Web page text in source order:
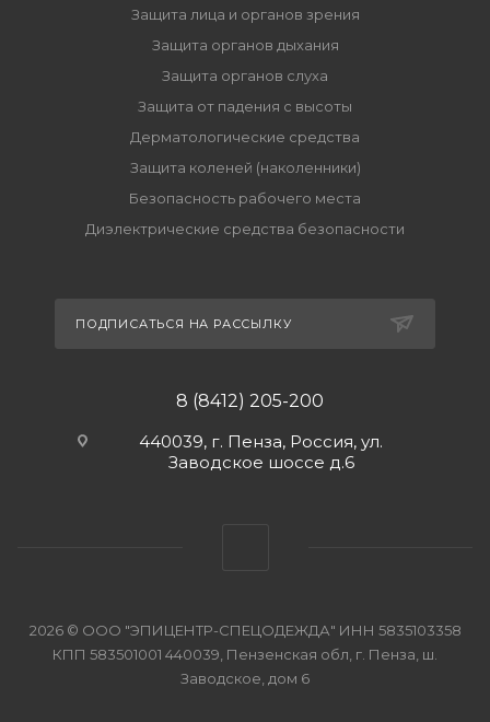
Защита лица и органов зрения
Защита органов дыхания
Защита органов слуха
Защита от падения с высоты
Дерматологические средства
Защита коленей (наколенники)
Безопасность рабочего места
Диэлектрические средства безопасности
ПОДПИСАТЬСЯ НА РАССЫЛКУ
8 (8412) 205-200
440039, г. Пенза, Россия, ул.
Заводское шоссе д.6
2026 © ООО "ЭПИЦЕНТР-СПЕЦОДЕЖДА" ИНН 5835103358
КПП 583501001 440039, Пензенская обл, г. Пенза, ш.
Заводское, дом 6